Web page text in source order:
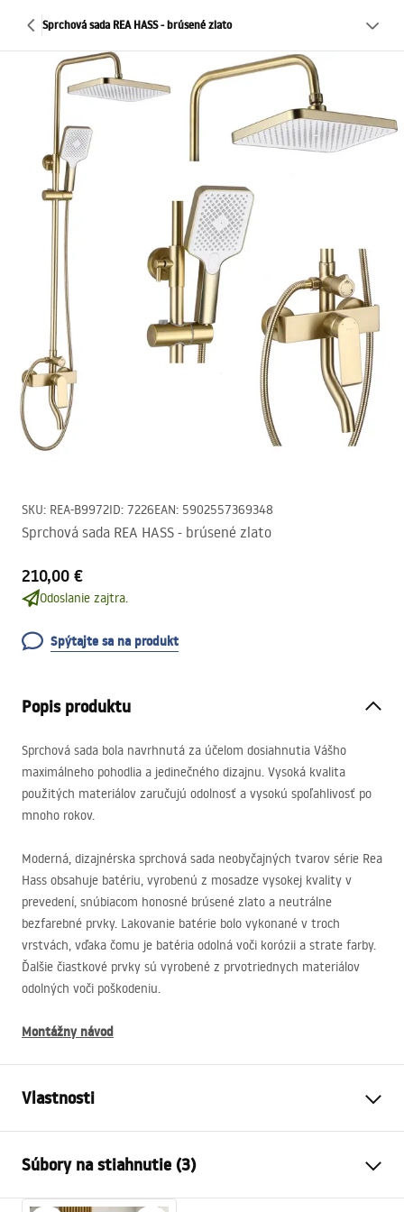
Sprchová sada REA HASS - brúsené zlato
SKU: REA-B9972ID: 7226EAN: 5902557369348
Sprchová sada REA HASS - brúsené zlato
210,00 €
Odoslanie zajtra.
Spýtajte sa na produkt
Popis produktu
Sprchová sada bola navrhnutá za účelom dosiahnutia Vášho
maximálneho pohodlia a jedinečného dizajnu. Vysoká kvalita
použitých materiálov zaručujú odolnosť a vysokú spoľahlivosť po
mnoho rokov.
Moderná, dizajnérska sprchová sada neobyčajných tvarov série Rea
Hass obsahuje batériu, vyrobenú z mosadze vysokej kvality v
prevedení, snúbiacom honosné brúsené zlato a neutrálne
bezfarebné prvky. Lakovanie batérie bolo vykonané v troch
vrstvách, vďaka čomu je batéria odolná voči korózii a strate farby.
Ďalšie čiastkové prvky sú vyrobené z prvotriednych materiálov
odolných voči poškodeniu.
Montážny návod
Vlastnosti
Materiál
Typ batérie
Páková
Súbory na stiahnutie (3)